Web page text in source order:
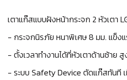
เตาแก๊สแบบฝังหน้ากระจก 2 หัวเตา
- กระจกนิรภัย หนาพิเศษ 8 มม. แข็ง
- ตั้งเวลาทำงานได้ที่หัวเตาด้านซ้าย
- ระบบ Safety Device ตัดแก๊สทันที